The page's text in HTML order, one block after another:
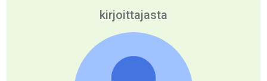
kirjoittajasta